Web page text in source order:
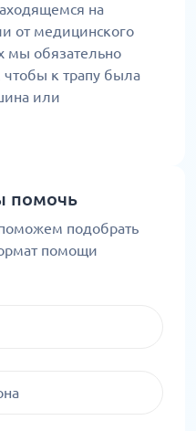
на
от медицинского
мы обязательно
чтобы к трапу была
или
помочь
подобрать
помощи